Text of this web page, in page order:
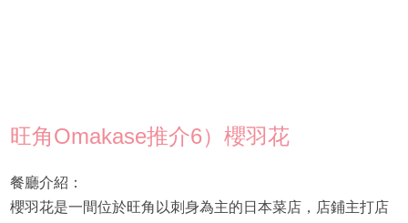
旺角Omakase推介6）櫻羽花
餐廳介紹：
櫻羽花是一間位於旺角以刺身為主的日本菜店，店鋪主打店